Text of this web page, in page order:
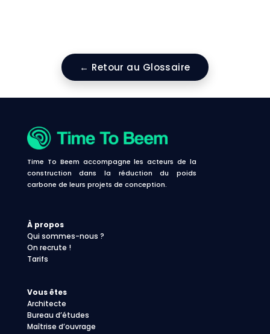
← Retour au Glossaire
Time To Beem accompagne les acteurs de la
construction dans la réduction du poids
carbone de leurs projets de conception.
À propos
Qui sommes-nous ?
On recrute !
Tarifs
Vous êtes
Architecte
Bureau d’études
Maîtrise d’ouvrage